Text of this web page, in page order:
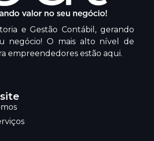
e Gestão Contábil, gerando
negócio! O mais alto nível de
empreendedores estão aqui.